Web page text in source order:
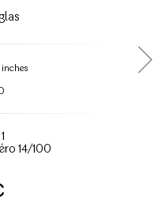
inches
14/100